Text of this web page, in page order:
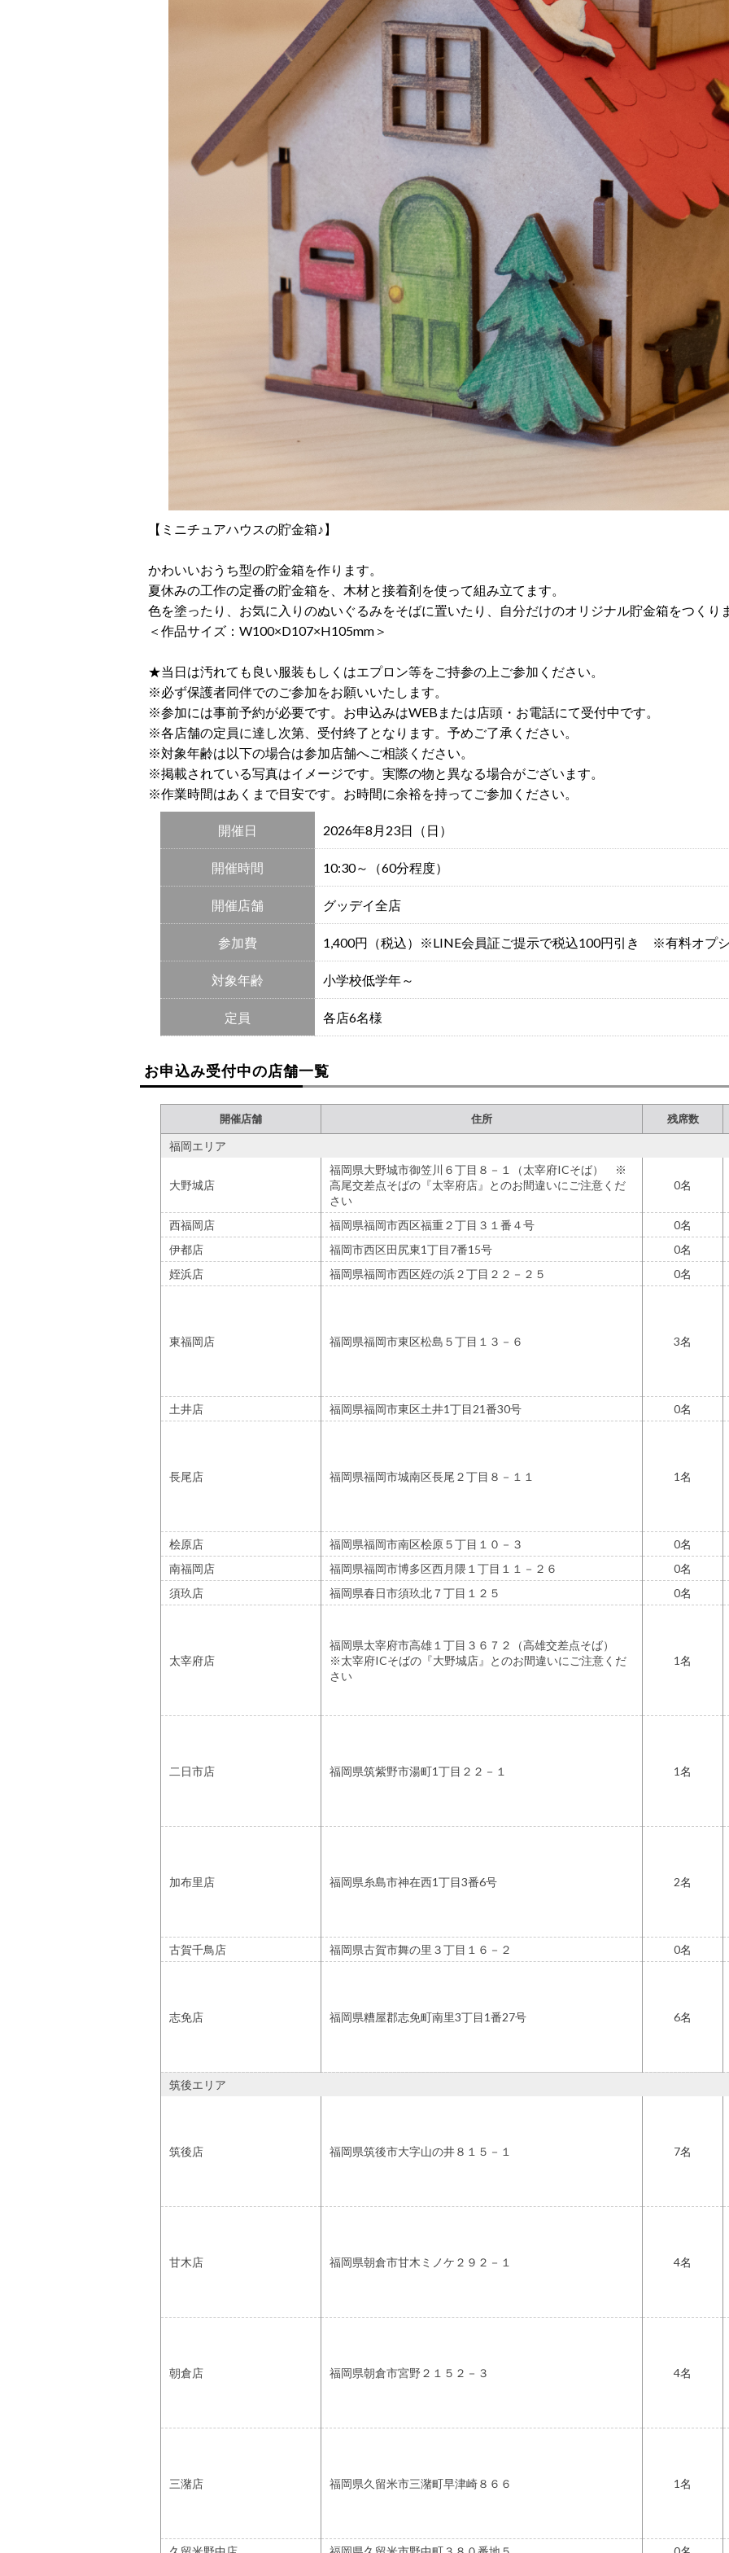
【ミニチュアハウスの貯金箱♪】
かわいいおうち型の貯金箱を作ります。
夏休みの工作の定番の貯金箱を、木材と接着剤を使って組み立てます。
色を塗ったり、お気に入りのぬいぐるみをそばに置いたり、自分だけのオリジナル貯金箱をつくり
＜作品サイズ：W100×D107×H105mm＞
★当日は汚れても良い服装もしくはエプロン等をご持参の上ご参加ください。
※必ず保護者同伴でのご参加をお願いいたします。
※参加には事前予約が必要です。お申込みはWEBまたは店頭・お電話にて受付中です。
※各店舗の定員に達し次第、受付終了となります。予めご了承ください。
※対象年齢は以下の場合は参加店舗へご相談ください。
※掲載されている写真はイメージです。実際の物と異なる場合がございます。
※作業時間はあくまで目安です。お時間に余裕を持ってご参加ください。
開催日 2026年8月23日（日）
開催時間 10:30～（60分程度）
開催店舗 グッデイ全店
参加費 1,400円（税込）※LINE会員証ご提示で税込100円引き ※有料オプ
対象年齢 小学校低学年～
定員 各店6名様
お申込み受付中の店舗一覧
開催店舗 住所 残席数
福岡エリア
大野城店
福岡県大野城市御笠川６丁目８－１（太宰府ICそば） ※
高尾交差点そばの『太宰府店』とのお間違いにご注意くだ
さい
0
西福岡店 福岡県福岡市西区福重２丁目３１番４号 0
伊都店
福岡市西区田尻東1丁目7番15号 0
姪浜店
福岡県福岡市西区姪の浜２丁目２２－２５ 0
東福岡店 福岡県福岡市東区松島５丁目１３－６ 3
土井店 福岡県福岡市東区土井1丁目21番30号 0
長尾店 福岡県福岡市城南区長尾２丁目８－１１ 1
桧原店 福岡県福岡市南区桧原５丁目１０－３ 0
南福岡店
福岡県福岡市博多区西月隈１丁目１１－２６ 0
須玖店
福岡県春日市須玖北７丁目１２５ 0
太宰府店
福岡県太宰府市高雄１丁目３６７２（高雄交差点そば）
※太宰府ICそばの『大野城店』とのお間違いにご注意くだ
さい
1
二日市店 福岡県筑紫野市湯町1丁目２２－１ 1
加布里店 福岡県糸島市神在西1丁目3番6号 2
古賀千鳥店 福岡県古賀市舞の里３丁目１６－２ 0
志免店 福岡県糟屋郡志免町南里3丁目1番27号 6
筑後エリア
筑後店 福岡県筑後市大字山の井８１５－１ 7
甘木店 福岡県朝倉市甘木ミノケ２９２－１ 4
朝倉店 福岡県朝倉市宮野２１５２－３ 4
三潴店 福岡県久留米市三潴町早津崎８６６ 1